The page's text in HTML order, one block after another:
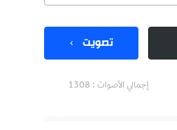
تصويت
إجمالي الأصوات : 1308